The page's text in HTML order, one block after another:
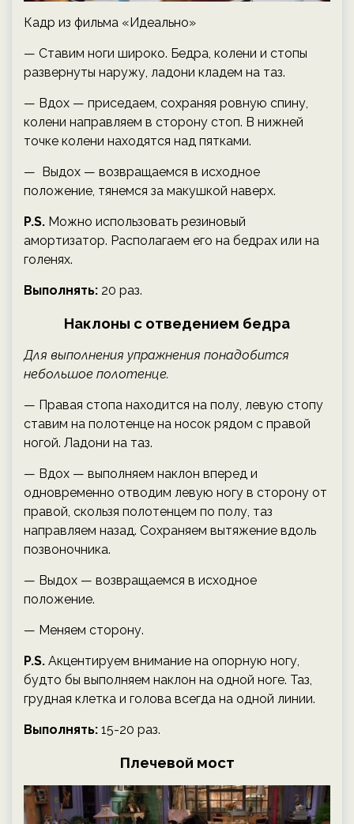
Кадр из фильма «Идеально»
— Ставим ноги широко. Бедра, колени и стопы
развернуты наружу, ладони кладем на таз.
— Вдох — приседаем, сохраняя ровную спину,
колени направляем в сторону стоп. В нижней
точке колени находятся над пятками.
— Выдох — возвращаемся в исходное
положение, тянемся за макушкой наверх.
P.S. Можно использовать резиновый
амортизатор. Располагаем его на бедрах или на
голенях.
Выполнять: 20 раз.
Наклоны с отведением бедра
Для выполнения упражнения понадобится
небольшое полотенце.
— Правая стопа находится на полу, левую стопу
ставим на полотенце на носок рядом с правой
ногой. Ладони на таз.
— Вдох — выполняем наклон вперед и
одновременно отводим левую ногу в сторону от
правой, скользя полотенцем по полу, таз
направляем назад. Сохраняем вытяжение вдоль
позвоночника.
— Выдох — возвращаемся в исходное
положение.
— Меняем сторону.
P.S. Акцентируем внимание на опорную ногу,
будто бы выполняем наклон на одной ноге. Таз,
грудная клетка и голова всегда на одной линии.
Выполнять: 15-20 раз.
Плечевой мост